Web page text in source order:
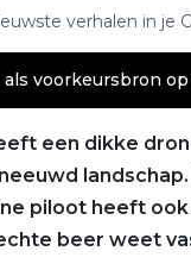
verhalen in je
als voorkeursbron op
een dikke
piloot heeft
beer weet